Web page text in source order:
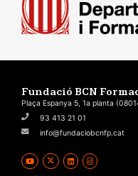
Fundació BCN
Plaça Espanya 5, 1a planta
93 413 21 01
info@fundaciobcnfp.cat